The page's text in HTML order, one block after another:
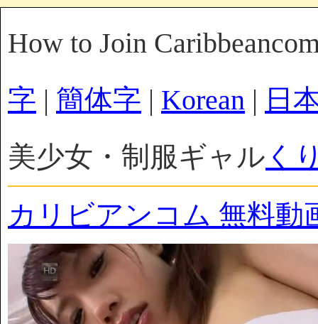
How to Join
字 | 簡体字 | Korean | 日
美少女・制服ギャル く
カリビアンコム 無料動